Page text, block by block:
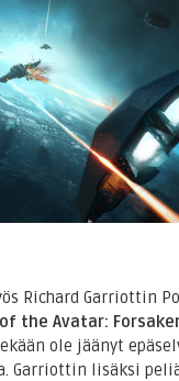
Richard Garriottin
the Avatar:
ole jäänyt
Garriottin lisäksi